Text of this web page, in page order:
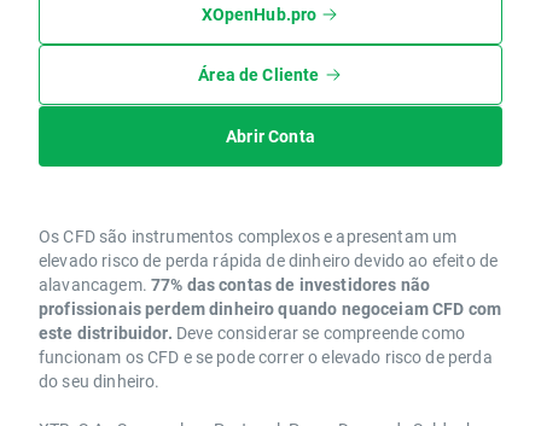
XOpenHub.pro
Área de Cliente
Abrir Conta
Os CFD são instrumentos complexos e apresentam um
elevado risco de perda rápida de dinheiro devido ao efeito de
alavancagem. 77% das contas de investidores não
profissionais perdem dinheiro quando negoceiam CFD com
este distribuidor. Deve considerar se compreende como
funcionam os CFD e se pode correr o elevado risco de perda
do seu dinheiro.